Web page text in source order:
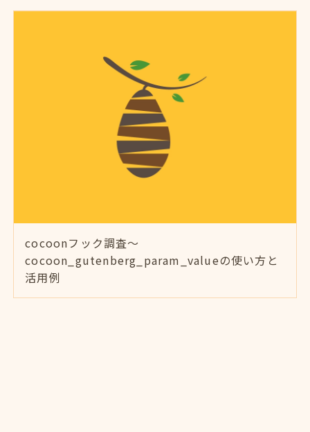
cocoonフック調査～
cocoon_gutenberg_param_valueの使い方と
活用例